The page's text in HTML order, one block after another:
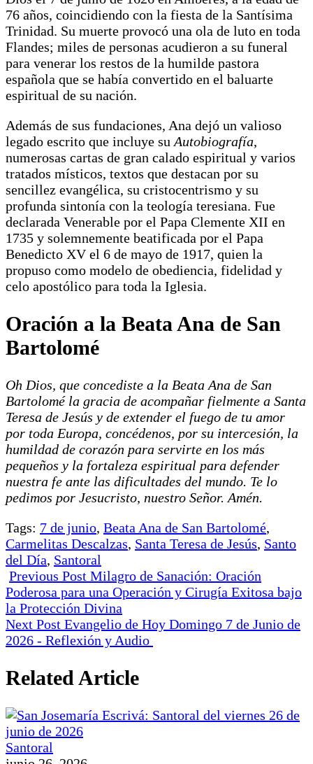
76 años, coincidiendo con la fiesta de la Santísima
Trinidad. Su muerte provocó una ola de luto en toda
Flandes; miles de personas acudieron a su funeral
para venerar los restos de la humilde pastora
española que se había convertido en el baluarte
espiritual de su nación.
Además de sus fundaciones, Ana dejó un valioso
legado escrito que incluye su Autobiografía,
numerosas cartas de gran calado espiritual y varios
tratados místicos, textos que destacan por su
sencillez evangélica, su cristocentrismo y su
profunda sintonía con la teología teresiana. Fue
declarada Venerable por el Papa Clemente XII en
1735 y solemnemente beatificada por el Papa
Benedicto XV el 6 de mayo de 1917, quien la
propuso como modelo de obediencia, fidelidad y
celo apostólico para toda la Iglesia.
Oración a la Beata Ana de San
Bartolomé
Oh Dios, que concediste a la Beata Ana de San
Bartolomé la gracia de acompañar fielmente a Santa
Teresa de Jesús y de extender el fuego de tu amor
por toda Europa, concédenos, por su intercesión, la
humildad de corazón para servirte en los más
pequeños y la fortaleza espiritual para defender
nuestra fe ante las dificultades del mundo. Te lo
pedimos por Jesucristo, nuestro Señor. Amén.
Tags: 7 de junio, Beata Ana de San Bartolomé,
Carmelitas Descalzas, Santa Teresa de Jesús, Santo
del Día, Santoral
Previous Post Milagro de Sanación: Oración
Poderosa para una Operación y Cirugía Exitosa bajo
la Protección Divina
Next Post Evangelio de Hoy Domingo 7 de Junio de
2026 - Reflexión y Audio
Related Article
Santoral